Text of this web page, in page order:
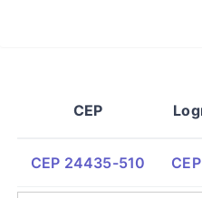
CEP
CEP 24435-510